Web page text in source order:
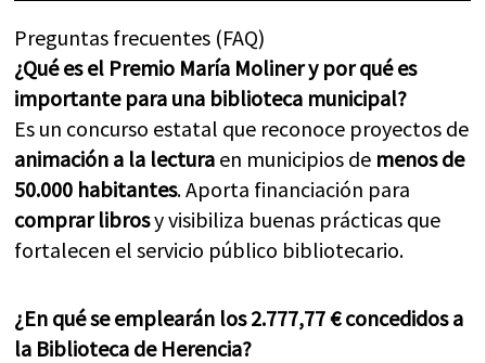
Preguntas frecuentes (FAQ)
¿Qué es el Premio María Moliner y por qué es
importante para una biblioteca municipal?
Es un concurso estatal que reconoce proyectos de
animación a la lectura en municipios de menos de
50.000 habitantes. Aporta financiación para
comprar librosy visibiliza buenas prácticas que
fortalecen el servicio público bibliotecario.
¿En qué se emplearán los 2.777,77 € concedidos a
la Biblioteca de Herencia?